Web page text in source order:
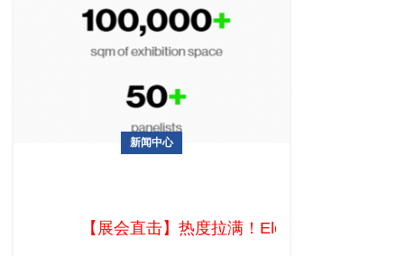
新闻中心
【展会直击】热度拉满！Eletrolar Show